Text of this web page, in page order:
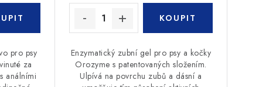
pro psy
za
análními
Enzymatický zubní gel pro psy a kočky
Orozyme s patentovaných složením.
Ulpívá na povrchu zubů a dásní a